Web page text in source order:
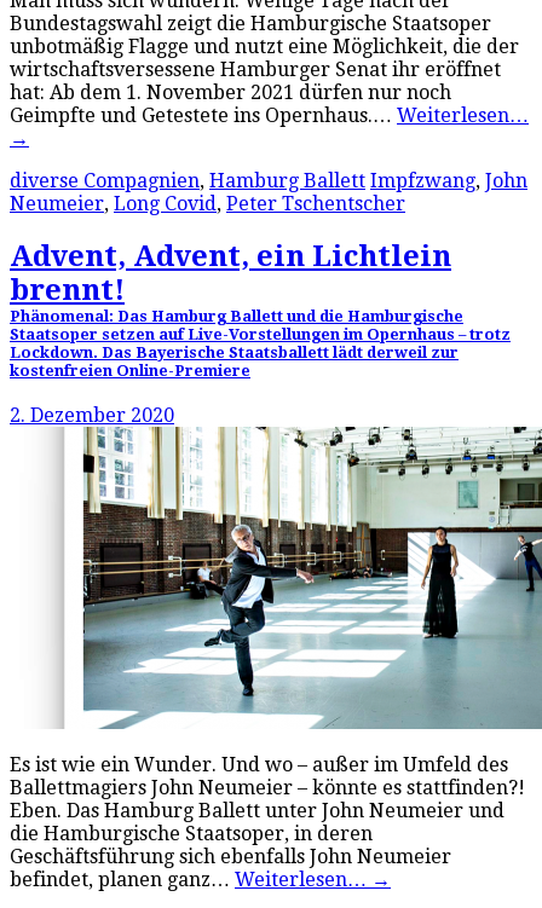
Bundestagswahl zeigt die Hamburgische Staatsoper
unbotmäßig Flagge und nutzt eine Möglichkeit, die der
wirtschaftsversessene Hamburger Senat ihr eröffnet
hat: Ab dem 1. November 2021 dürfen nur noch
Geimpfte und Getestete ins Opernhaus.… Weiterlesen…
→
diverse Compagnien, Hamburg Ballett Impfzwang, John
Neumeier, Long Covid, Peter Tschentscher
Advent, Advent, ein Lichtlein
brennt!
Phänomenal: Das Hamburg Ballett und die Hamburgische
Staatsoper setzen auf Live-Vorstellungen im Opernhaus – trotz
Lockdown. Das Bayerische Staatsballett lädt derweil zur
kostenfreien Online-Premiere
2. Dezember 2020
Es ist wie ein Wunder. Und wo – außer im Umfeld des
Ballettmagiers John Neumeier – könnte es stattfinden?!
Eben. Das Hamburg Ballett unter John Neumeier und
die Hamburgische Staatsoper, in deren
Geschäftsführung sich ebenfalls John Neumeier
befindet, planen ganz… Weiterlesen… →